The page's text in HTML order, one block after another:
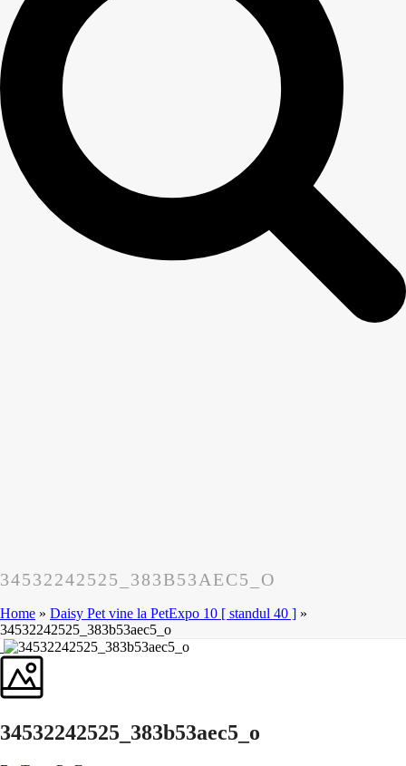
34532242525_383B53AEC5_O
Home » Daisy Pet vine la PetExpo 10 [ standul 40 ] »
34532242525_383b53aec5_o
34532242525_383b53aec5_o